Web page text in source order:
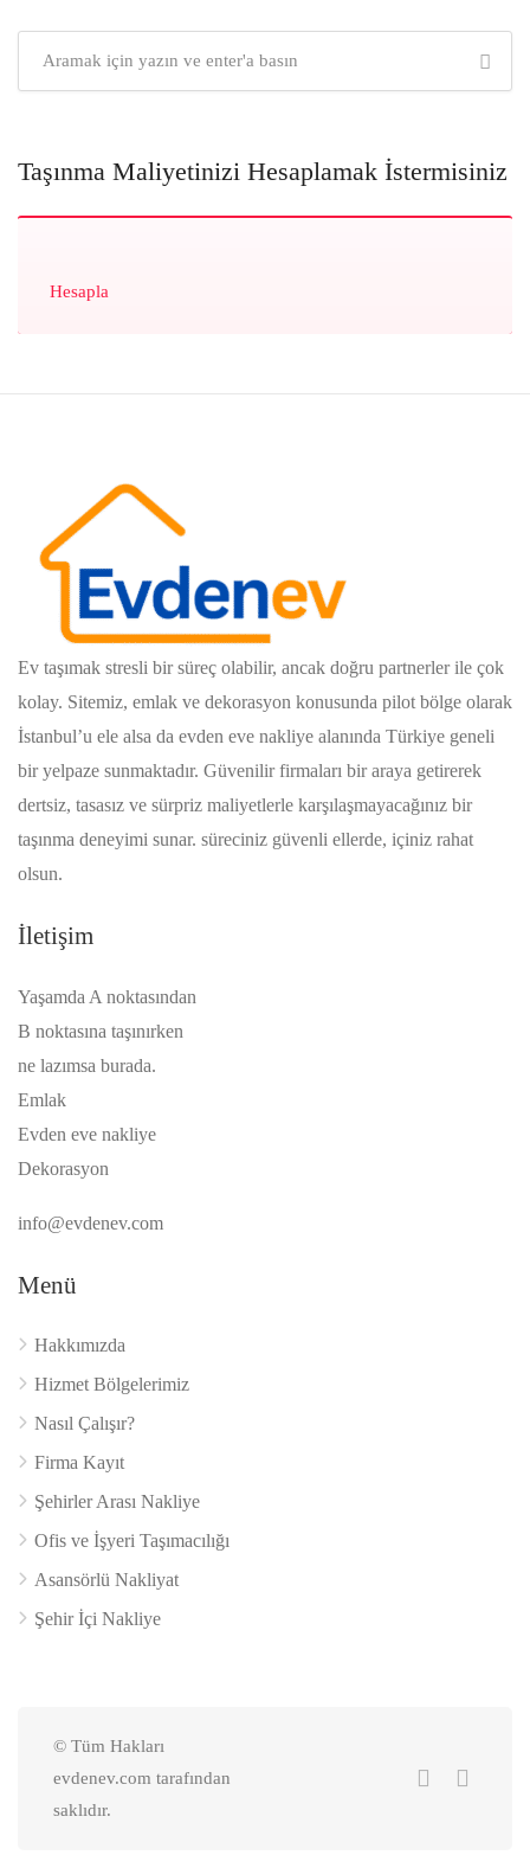
Taşınma Maliyetinizi Hesaplamak İstermisiniz
Hesapla
Ev taşımak stresli bir süreç olabilir, ancak doğru partnerler ile çok
kolay. Sitemiz, emlak ve dekorasyon konusunda pilot bölge olarak
İstanbul’u ele alsa da evden eve nakliye alanında Türkiye geneli
bir yelpaze sunmaktadır. Güvenilir firmaları bir araya getirerek
dertsiz, tasasız ve sürpriz maliyetlerle karşılaşmayacağınız bir
taşınma deneyimi sunar. süreciniz güvenli ellerde, içiniz rahat
olsun.
İletişim
Yaşamda A noktasından
B noktasına taşınırken
ne lazımsa burada.
Emlak
Evden eve nakliye
Dekorasyon
info@evdenev.com
Menü
Hakkımızda
Hizmet Bölgelerimiz
Nasıl Çalışır?
Firma Kayıt
Şehirler Arası Nakliye
Ofis ve İşyeri Taşımacılığı
Asansörlü Nakliyat
Şehir İçi Nakliye
© Tüm Hakları
evdenev.com tarafından
saklıdır.